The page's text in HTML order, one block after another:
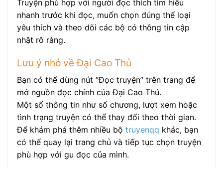
Truyện phù hợp với người đọc thích tìm hiểu
nhanh trước khi đọc, muốn chọn đúng thể loại
yêu thích và theo dõi các bộ có thông tin cập
nhật rõ ràng.
Lưu ý nhỏ về Đại Cao Thủ
Bạn có thể dùng nút “Đọc truyện” trên trang để
mở nguồn đọc chính của Đại Cao Thủ.
Một số thông tin như số chương, lượt xem hoặc
tình trạng truyện có thể thay đổi theo thời gian.
Để khám phá thêm nhiều bộ truyenqq khác, bạn
có thể quay lại trang chủ và tiếp tục chọn truyện
phù hợp với gu đọc của mình.